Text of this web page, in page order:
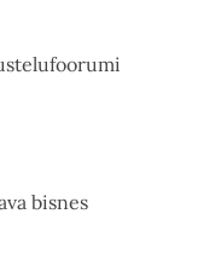
bisnes